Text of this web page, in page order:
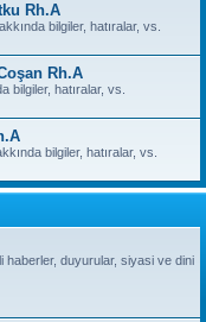
Rh.A
bilgiler, hatıralar, vs.
Rh.A
bilgiler, hatıralar, vs.
bilgiler, hatıralar, vs.
haberler, duyurular, siyasi ve dini